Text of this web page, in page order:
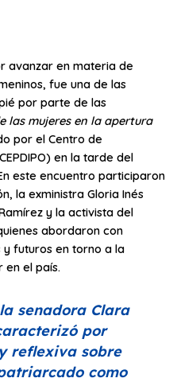
avanzar en materia de
fue una de las
por parte de las
las mujeres en la apertura
por el Centro de
en la tarde del
este encuentro participaron
la exministra Gloria Inés
y la activista del
abordaron con
futuros en torno a la
el país.
senadora Clara
por
reflexiva sobre
como